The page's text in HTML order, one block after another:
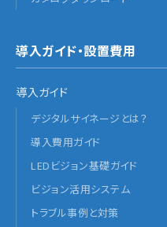
導入ガイド・設置費用
導入ガイド
デジタルサイネージとは？
導入費用ガイド
LEDビジョン基礎ガイド
ビジョン活用システム
トラブル事例と対策